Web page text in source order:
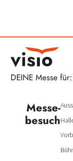
DEINE Messe für:
Messe­
besuch